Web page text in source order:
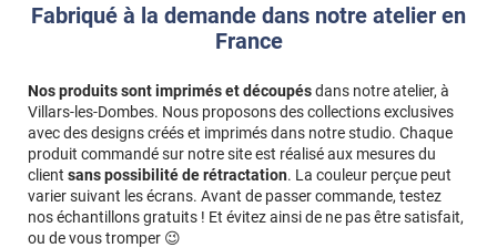
Fabriqué à la demande dans notre atelier en
France
Nos produits sont imprimés et découpésdans notre atelier, à
Villars-les-Dombes. Nous proposons des collections exclusives
avec des designs créés et imprimés dans notre studio. Chaque
produit commandé sur notre site est réalisé aux mesures du
client sans possibilité de rétractation. La couleur perçue peut
varier suivant les écrans. Avant de passer commande, testez
nos échantillons gratuits ! Et évitez ainsi de ne pas être satisfait,
ou de vous tromper 😉